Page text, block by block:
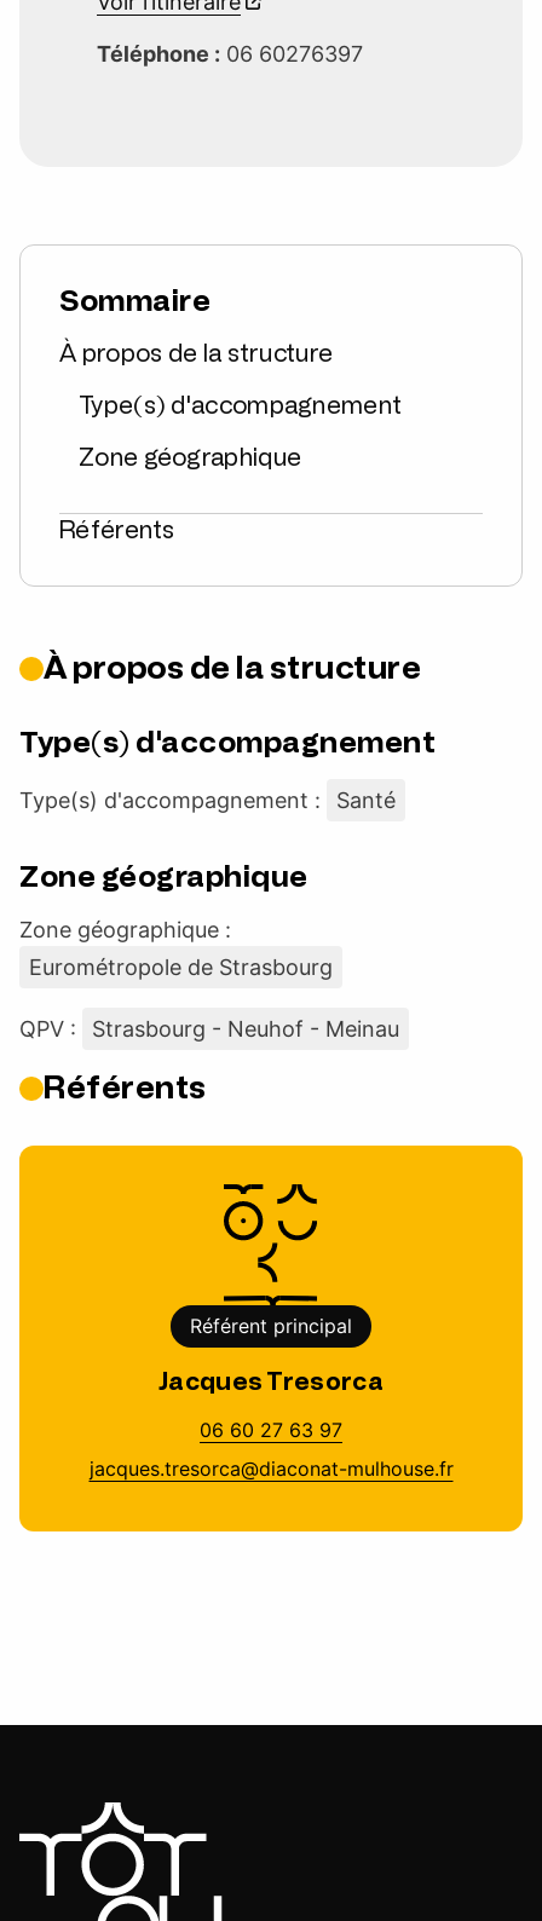
Téléphone : 06 60276397
Sommaire
À propos de la structure
Type(s) d'accompagnement
Zone géographique
Référents
À propos de la structure
Type(s) d'accompagnement
Type(s) d'accompagnement : Santé
Zone géographique
Zone géographique :
Eurométropole de Strasbourg
QPV : Strasbourg - Neuhof - Meinau
Référents
Référent principal
Jacques Tresorca
06 60 27 63 97
jacques.tresorca@diaconat-mulhouse.fr